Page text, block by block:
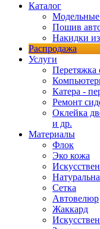
Каталог
Модельные
Пошив
Накидки
Распродажа
Услуги
Перетяжка
Катера -
Ремонт
Оклейка
и др.
Материалы
Флок
Эко кожа
Сетка
Автовелюр
Жаккард